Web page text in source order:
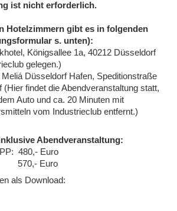
ist nicht erforderlich.
Hotelzimmern gibt es in folgenden
s. unten):
Königsallee 1a, 40212 Düsseldorf
gelegen.)
Düsseldorf Hafen, Speditionstraße
(Hier findet die Abendveranstaltung statt,
Auto und ca. 20 Minuten mit
vom Industrieclub entfernt.)
Abendveranstaltung:
480,- Euro
570,- Euro
als Download: